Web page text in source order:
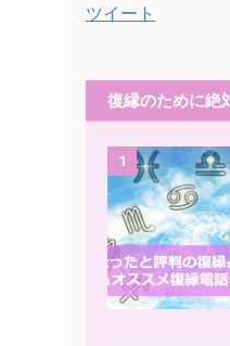
ツイート
復縁のために絶
1